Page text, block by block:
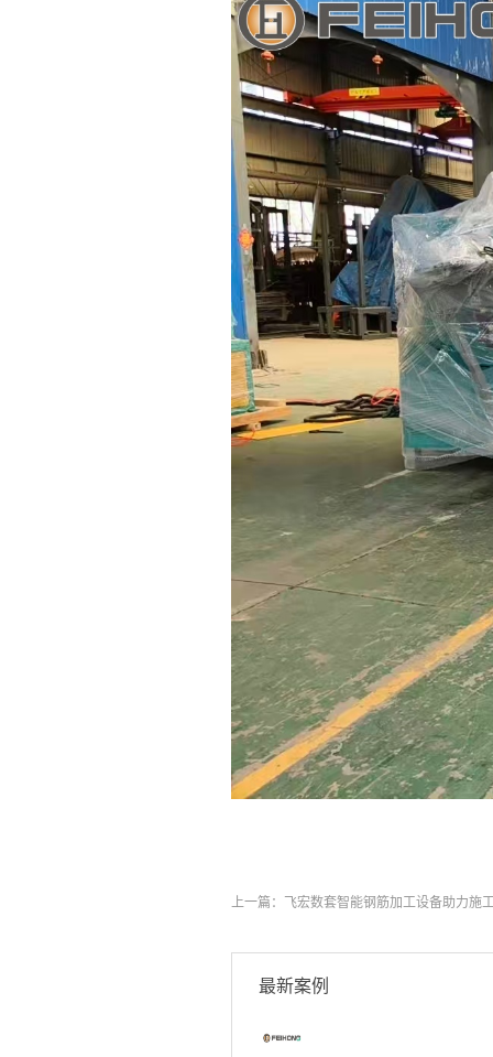
上一篇： 飞宏数套智能钢筋加工设备助力施
最新案例